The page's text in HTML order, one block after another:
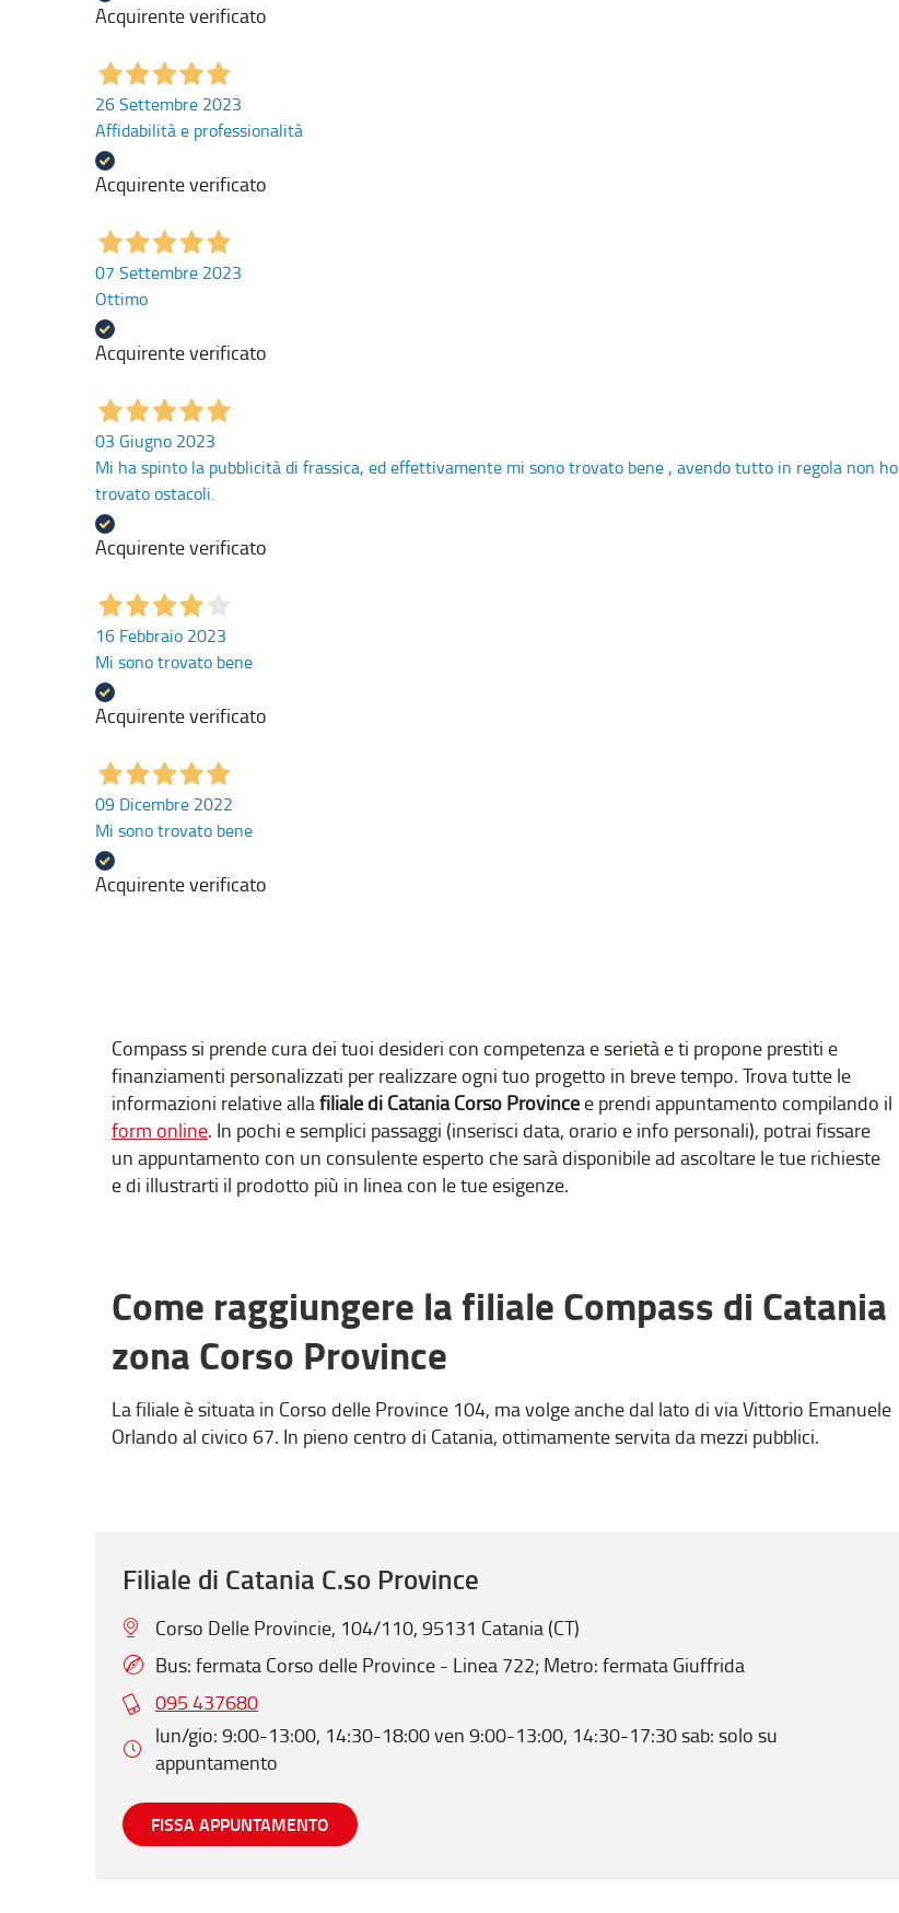
Acquirente verificato
26 Settembre 2023
Affidabilità e professionalità
Acquirente verificato
07 Settembre 2023
Ottimo
Acquirente verificato
03 Giugno 2023
Mi ha spinto la pubblicità di frassica, ed effettivamente mi sono trovato bene , avendo tutto in regola non ho
trovato ostacoli.
Acquirente verificato
16 Febbraio 2023
Mi sono trovato bene
Acquirente verificato
09 Dicembre 2022
Mi sono trovato bene
Acquirente verificato
Compass si prende cura dei tuoi desideri con competenza e serietà e ti propone prestiti e
finanziamenti personalizzati per realizzare ogni tuo progetto in breve tempo. Trova tutte le
informazioni relative allafiliale di Catania Corso Province e prendi appuntamento compilando il
form online. In pochi e semplici passaggi (inserisci data, orario e info personali), potrai fissare
un appuntamento con un consulente esperto che sarà disponibile ad ascoltare le tue richieste
e di illustrarti il prodotto più in linea con le tue esigenze.
Come raggiungere la filiale Compass di Catania
zona Corso Province
La filiale è situata in Corso delle Province 104, ma volge anche dal lato di via Vittorio Emanuele
Orlando al civico 67. In pieno centro di Catania, ottimamente servita da mezzi pubblici.
Filiale di Catania C.so Province
Corso Delle Provincie, 104/110, 95131 Catania (CT)
Bus: fermata Corso delle Province - Linea 722; Metro: fermata Giuffrida
095 437680
lun/gio: 9:00-13:00, 14:30-18:00 ven 9:00-13:00, 14:30-17:30 sab: solo su
appuntamento
FISSA APPUNTAMENTO